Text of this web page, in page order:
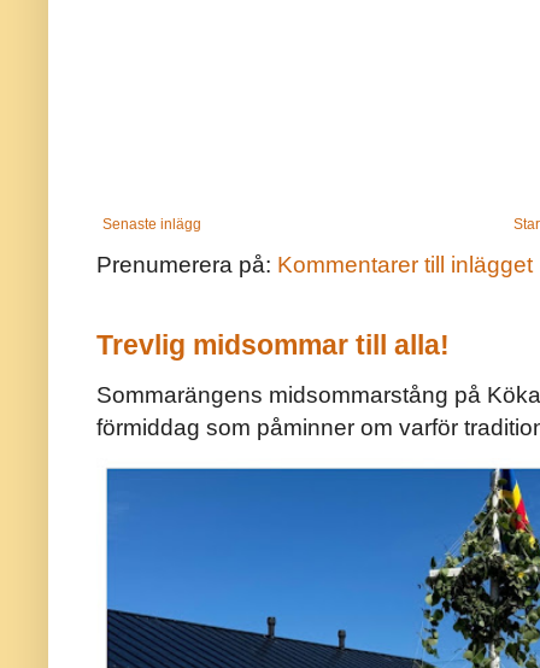
Senaste inlägg
Prenumerera på: Kommentarer till inlägget
Trevlig midsommar till alla!
Sommarängens midsommarstång på
förmiddag som påminner om varför